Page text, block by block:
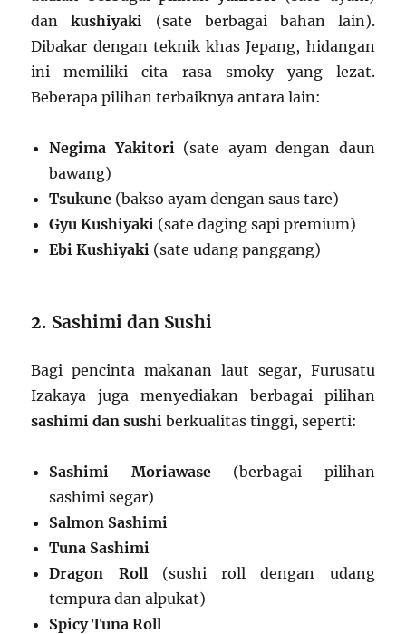
dankushiyaki
(sate berbagai bahan lain).
Dibakar dengan teknik khas Jepang, hidangan
ini memiliki cita rasa smoky yang lezat.
Beberapa pilihan terbaiknya antara lain:
Negima Yakitori (sate ayam dengan daun
bawang)
Tsukune (bakso ayam dengan saus tare)
Gyu Kushiyaki (sate daging sapi premium)
Ebi Kushiyaki (sate udang panggang)
2. Sashimi dan Sushi
Bagi pencinta makanan laut segar, Furusatu
Izakaya juga menyediakan berbagai pilihan
sashimi dan sushi berkualitas tinggi, seperti:
Sashimi Moriawase(berbagai pilihan
sashimi segar)
Salmon Sashimi
Tuna Sashimi
Dragon Roll (sushi roll dengan udang
tempura dan alpukat)
Spicy Tuna Roll